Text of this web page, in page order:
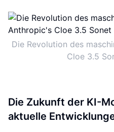
Die Revolution des
Cloe 3.5
Die Zukunft der KI-
aktuelle